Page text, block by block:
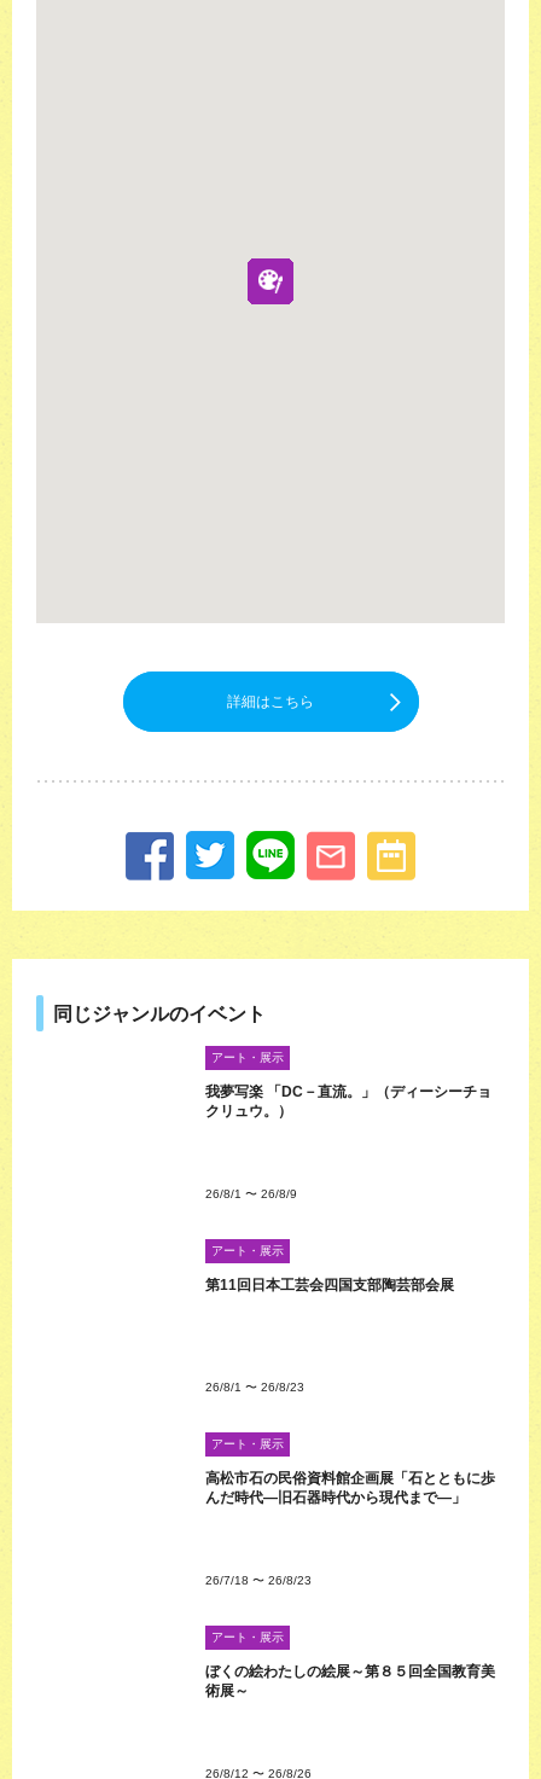
詳細はこちら
同じジャンルのイベント
アート・展示
我夢写楽 「DC－直流。」（ディーシーチョ
クリュウ。）
26/8/1 〜 26/8/9
アート・展示
第11回日本工芸会四国支部陶芸部会展
26/8/1 〜 26/8/23
アート・展示
高松市石の民俗資料館企画展「石とともに歩
んだ時代―旧石器時代から現代まで―」
26/7/18 〜 26/8/23
アート・展示
ぼくの絵わたしの絵展～第８５回全国教育美
術展～
26/8/12 〜 26/8/26